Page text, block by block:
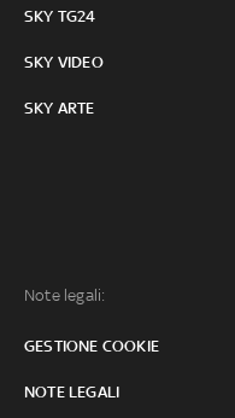
SKY TG24
SKY VIDEO
SKY ARTE
Note legali:
GESTIONE COOKIE
NOTE LEGALI